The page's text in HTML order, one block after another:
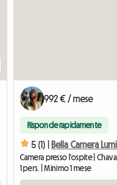
992 € / mese
Risponde rapidamente
5 (1) |
1 pers. | Minimo 1 mese